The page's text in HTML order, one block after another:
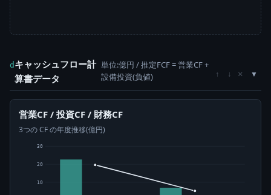
d キャッシュフロー計
算書データ
単位:億円 / 推定FCF = 営業CF +
設備投資(負値)
↑ ↓ ×
営業CF / 投資CF / 財務CF
3つの CF の年度推移(億円)
10
20
30